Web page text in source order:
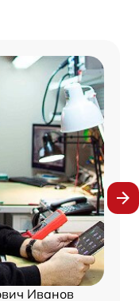
Иванов